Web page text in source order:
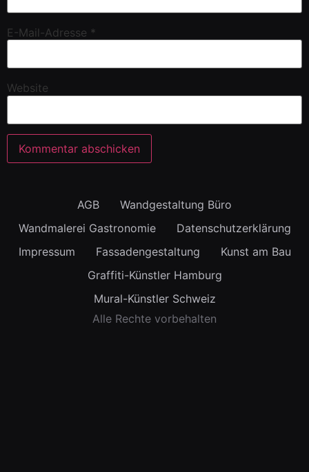
E-Mail-Adresse *
Website
AGB
Wandgestaltung Büro
Wandmalerei Gastronomie
Datenschutzerklärung
Impressum
Fassadengestaltung
Kunst am Bau
Graffiti-Künstler Hamburg
Mural-Künstler Schweiz
Alle Rechte vorbehalten